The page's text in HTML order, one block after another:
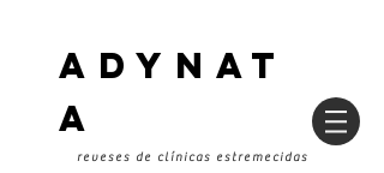
ADYNAT
a
reveses de clínicas estremecidas